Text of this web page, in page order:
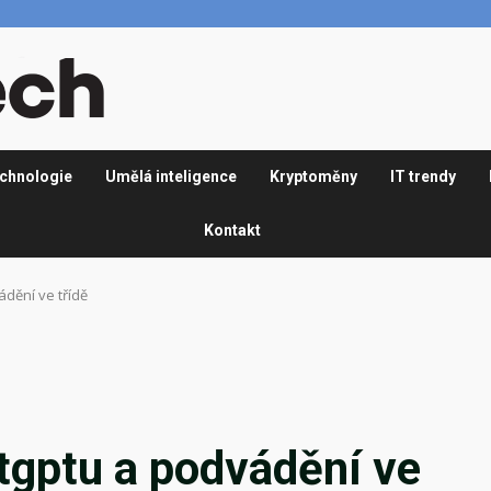
Umělá inteligence Kryptoměny IT trendy
Kontakt
ve třídě
a podvádění ve